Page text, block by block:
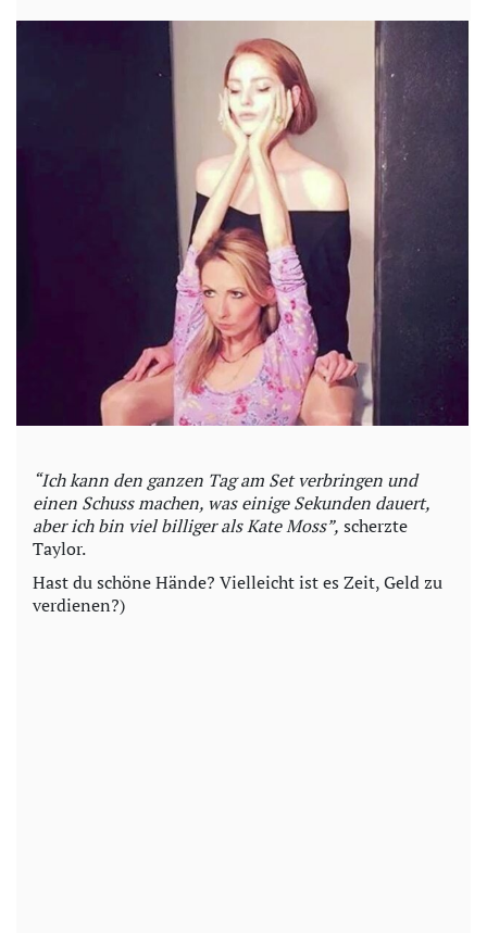
“Ich kann den ganzen Tag am Set verbringen und
einen Schuss machen, was einige Sekunden dauert,
aber ich bin viel billiger als Kate Moss”, scherzte
Taylor.
Hast du schöne Hände? Vielleicht ist es Zeit, Geld zu
verdienen?)